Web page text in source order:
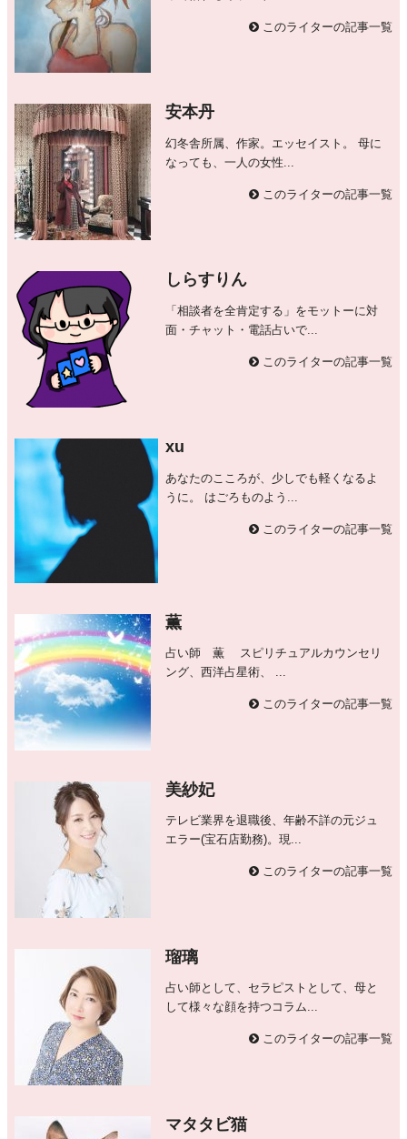
このライターの記事一覧
安本丹
幻冬舎所属、作家。エッセイスト。 母に
なっても、一人の女性...
このライターの記事一覧
しらすりん
「相談者を全肯定する」をモットーに対
面・チャット・電話占いで...
このライターの記事一覧
xu
あなたのこころが、少しでも軽くなるよ
うに。 はごろものよう...
このライターの記事一覧
薫
占い師 薫 スピリチュアルカウンセリ
ング、西洋占星術、 ...
このライターの記事一覧
美紗妃
テレビ業界を退職後、年齢不詳の元ジュ
エラー(宝石店勤務)。現...
このライターの記事一覧
瑠璃
占い師として、セラピストとして、母と
して様々な顔を持つコラム...
このライターの記事一覧
マタタビ猫